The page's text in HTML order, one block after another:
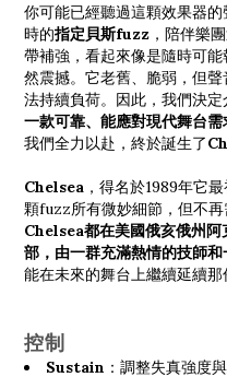
你可能已經聽過這顆效果器
時的指定貝斯fuzz ，陪伴樂
帶補強，看起來像是隨時可
然震撼。它老舊、脆弱，但
法持續負荷。因此，我們決
一款可靠、能應對現代舞台
我們全力以赴，終於誕生了
Chelsea ，得名於1989年它
顆fuzz所有微妙細節，但不再
Chelsea都在美國俄亥俄州
部，由一群充滿熱情的技師
能在未來的舞台上繼續延續那
控制
Sustain ：調整失真強度